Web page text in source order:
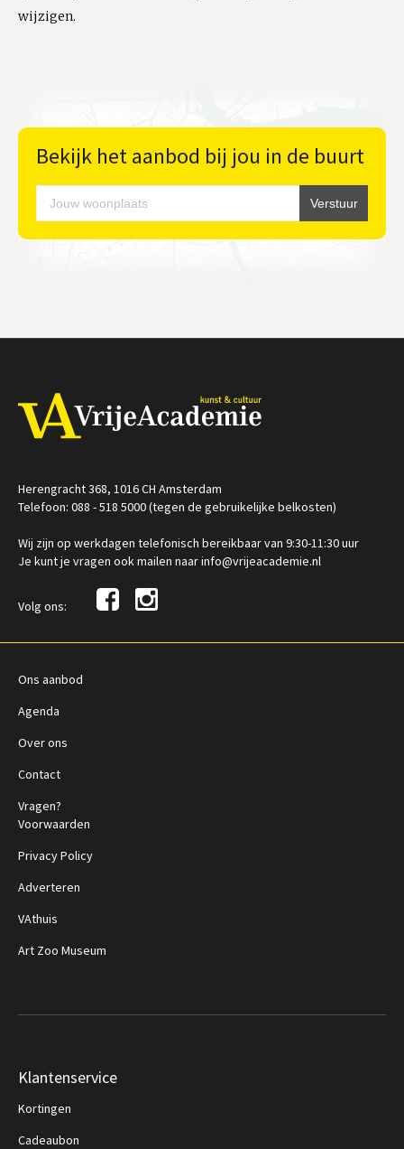
wijzigen.
Bekijk het aanbod bij jou in de buurt
Herengracht 368, 1016 CH Amsterdam
Telefoon: 088 - 518 5000 (tegen de gebruikelijke belkosten)
Wij zijn op werkdagen telefonisch bereikbaar van 9:30-11:30 uur
Je kunt je vragen ook mailen naar info@vrijeacademie.nl
Volg ons:
Ons aanbod
Agenda
Over ons
Contact
Vragen?
Voorwaarden
Privacy Policy
Adverteren
VAthuis
Art Zoo Museum
Klantenservice
Kortingen
Cadeaubon